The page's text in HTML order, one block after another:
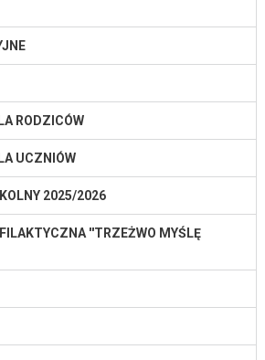
RODZICÓW
UCZNIÓW
2025/2026
''TRZEŻWO MYŚLĘ